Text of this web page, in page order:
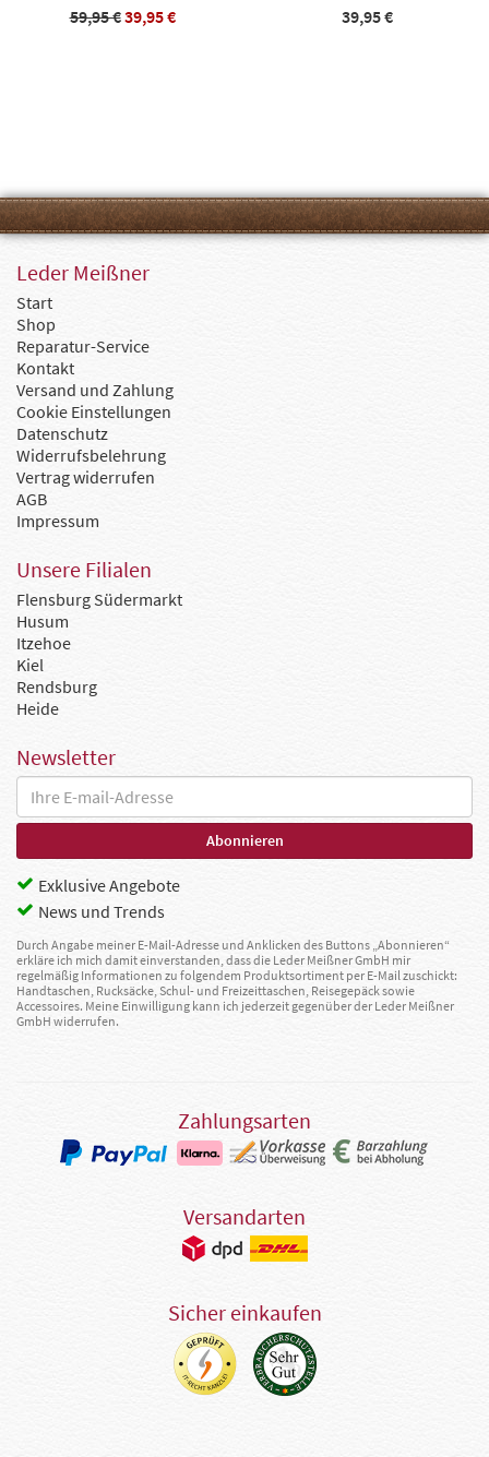
59,95 €39,95 €
39,95 €
Leder Meißner
Start
Shop
Reparatur-Service
Kontakt
Versand und Zahlung
Cookie Einstellungen
Datenschutz
Widerrufsbelehrung
Vertrag widerrufen
AGB
Impressum
Unsere Filialen
Flensburg Südermarkt
Husum
Itzehoe
Kiel
Rendsburg
Heide
Newsletter
Exklusive Angebote
News und Trends
Durch Angabe meiner E-Mail-Adresse und Anklicken des Buttons „Abonnieren“
erkläre ich mich damit einverstanden, dass die Leder Meißner GmbH mir
regelmäßig Informationen zu folgendem Produktsortiment per E-Mail zuschickt:
Handtaschen, Rucksäcke, Schul- und Freizeittaschen, Reisegepäck sowie
Accessoires. Meine Einwilligung kann ich jederzeit gegenüber der Leder Meißner
GmbH widerrufen.
Zahlungsarten
Versandarten
Sicher einkaufen